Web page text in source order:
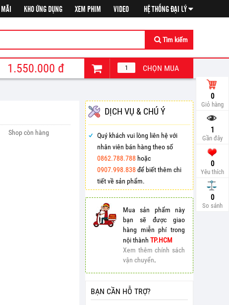
KHO ỨNG DỤNG XEM PHIM VIDEO HỆ THỐNG ĐẠI LÝ
Tìm kiếm
1.550.000 đ CHỌN MUA
0
Giỏ hàng
1
Gần đây
0
Yêu thích
0
So sánh
So
Shop còn hàng
DỊCH VỤ & CHÚ Ý
Quý khách vui lòng liên hệ với
nhân viên bán hàng theo số
0862.788.788 hoặc
0907.998.838 để biết thêm chi
tiết về sản phẩm.
Mua sản phẩm này
bạn sẽ được giao
hàng miễn phí trong
nội thành TP.HCM
Xem thêm chính sách
vận chuyển.
BẠN CẦN HỖ TRỢ?